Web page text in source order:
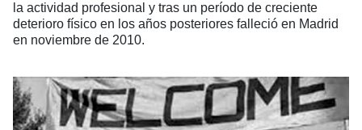
la actividad profesional y tras un período de creciente
deterioro físico en los años posteriores falleció en Madrid
en noviembre de 2010.